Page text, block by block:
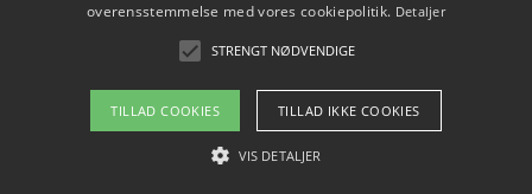
Copyright 2026 - Pilanto Aps
Om / kontakt
Blog Betingelser
overensstemmelse med vores cookiepolitik. Detaljer
STRENGT NØDVENDIGE
TILLAD COOKIES TILLAD IKKE COOKIES
VIS DETALJER